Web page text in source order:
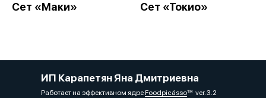
Сет «Маки» Сет «Токио»
ИП Карапетян Яна Дмитриевна
Работает на эффективном ядреFoodpicássover. 3.2